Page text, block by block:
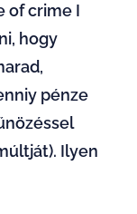
of crime I
hogy
pénze
Ilyen